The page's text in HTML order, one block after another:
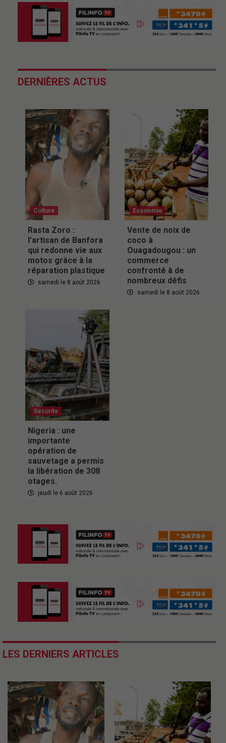
DERNIÈRES ACTUS
Culture
Rasta Zoro :
l’artisan de Banfora
qui redonne vie aux
motos grâce à la
réparation plastique
samedi le 8 août 2026
Economie
Vente de noix de
coco à
Ouagadougou : un
commerce
confronté à de
nombreux défis
samedi le 8 août 2026
Securite
Nigeria : une
importante
opération de
sauvetage a permis
la libération de 308
otages.
jeudi le 6 août 2026
LES DERNIERS ARTICLES